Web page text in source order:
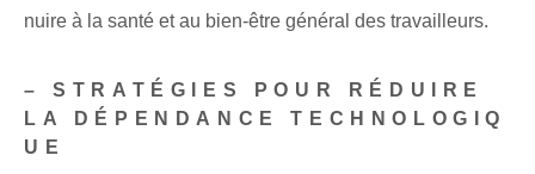
nuire à la santé et au bien-être général des travailleurs.
– STRATÉGIES POUR RÉDUIRE
LA DÉPENDANCE TECHNOLOGIQ
UE